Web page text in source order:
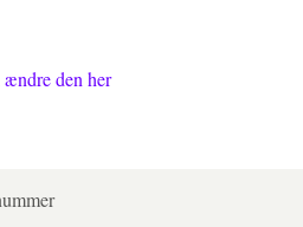
ændre den her